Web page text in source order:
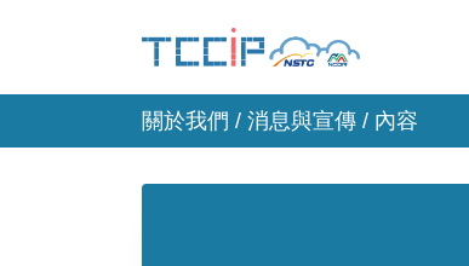
關於我們 / 消息與宣傳 / 內容